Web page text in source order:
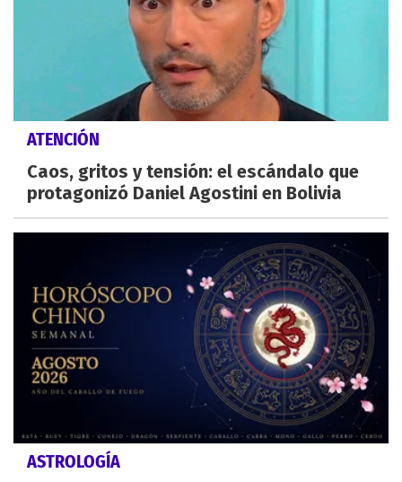
ATENCIÓN
Caos, gritos y tensión: el escándalo que
protagonizó Daniel Agostini en Bolivia
ASTROLOGÍA